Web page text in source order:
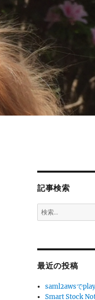
記事検索
検
索:
最近の投稿
saml2awsで
Smart Stock